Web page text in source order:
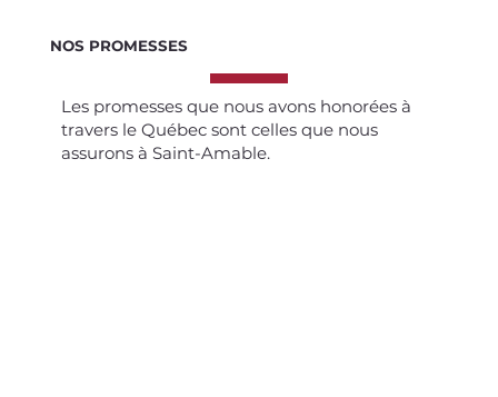
NOS PROMESSES
Les promesses que nous avons honorées à
travers le Québec sont celles que nous
assurons à Saint-Amable.